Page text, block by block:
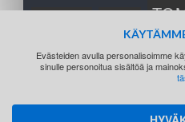
Evästeiden avulla personalisoimme
sinulle personoitua sisältöä ja